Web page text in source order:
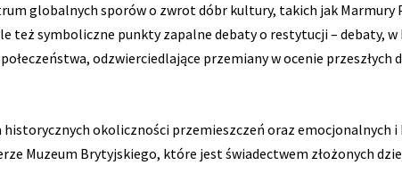
globalnych sporów o zwrot dóbr kultury, takich jak Marmury
też symboliczne punkty zapalne debaty o restytucji – debaty,
odzwierciedlające przemiany w ocenie przeszłych
okoliczności przemieszczeń oraz
Muzeum Brytyjskiego, które jest świadectwem złożonych